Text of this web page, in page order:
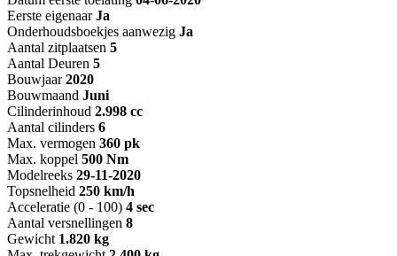
Eerste eigenaar Ja
Onderhoudsboekjes aanwezig Ja
Aantal zitplaatsen 5
Aantal Deuren 5
Bouwjaar 2020
Bouwmaand Juni
Cilinderinhoud 2.998 cc
Aantal cilinders 6
Max. vermogen 360 pk
Max. koppel 500 Nm
Modelreeks 29-11-2020
Topsnelheid 250 km/h
Acceleratie (0 - 100) 4 sec
Aantal versnellingen 8
Gewicht 1.820 kg